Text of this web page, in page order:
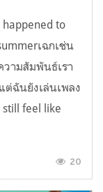
to
เฉกเช่น
ามสัมพันธ์เรา
ต่ฉันยังเล่นเพลง
feel like
20